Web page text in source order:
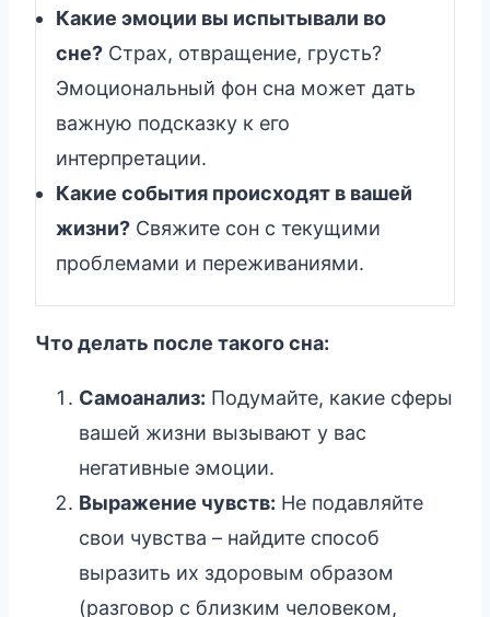
Какие эмоции вы испытывали во
сне? Страх, отвращение, грусть?
Эмоциональный фон сна может дать
важную подсказку к его
интерпретации.
Какие события происходят в вашей
жизни? Свяжите сон с текущими
проблемами и переживаниями.
Что делать после такого сна:
Самоанализ: Подумайте, какие сферы
вашей жизни вызывают у вас
негативные эмоции.
Выражение чувств: Не подавляйте
свои чувства – найдите способ
выразить их здоровым образом
(разговор с близким человеком,